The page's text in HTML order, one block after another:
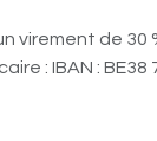
virement de 30
: IBAN : BE38